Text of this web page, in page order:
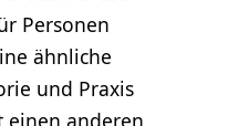
Personen
ähnliche
und Praxis